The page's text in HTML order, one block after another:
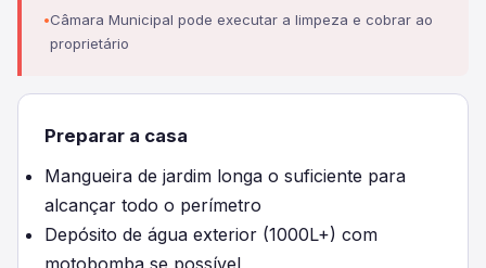
Câmara Municipal pode executar a limpeza e cobrar ao
proprietário
Preparar a casa
Mangueira de jardim longa o suficiente para
alcançar todo o perímetro
Depósito de água exterior (1000L+) com
motobomba se possível